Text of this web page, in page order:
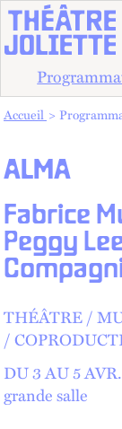
Vous êtes dans :
Accueil
ALMA
Fabrice
Peggy
THÉÂTRE
DU 3 AU5AVR.
grande salle